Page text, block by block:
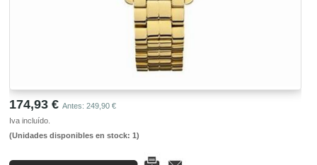
174,93 € Antes: 249,90 €
Iva incluído.
(Unidades disponibles en stock: 1)